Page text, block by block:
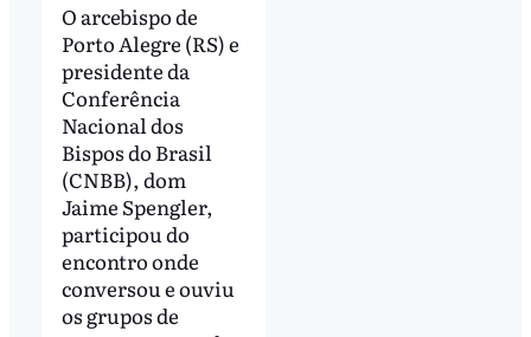
O arcebispo de
Porto Alegre (RS) e
presidente da
Conferência
Nacional dos
Bispos do Brasil
(CNBB), dom
Jaime Spengler,
participou do
encontro onde
conversou e ouviu
os grupos de